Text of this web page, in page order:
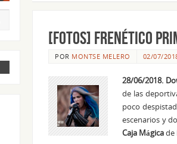
[FOTOS] Frenético
POR MONTSE MELERO 02/07/
28/06/2018.
de las
poco
escenarios y
Caja Mágicade